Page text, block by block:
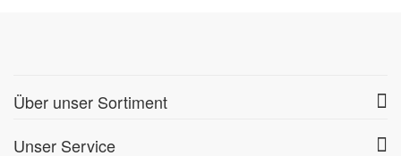
Über unser Sortiment
Unser Service